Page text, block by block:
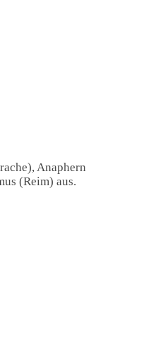
Anaphern
(Reim) aus.